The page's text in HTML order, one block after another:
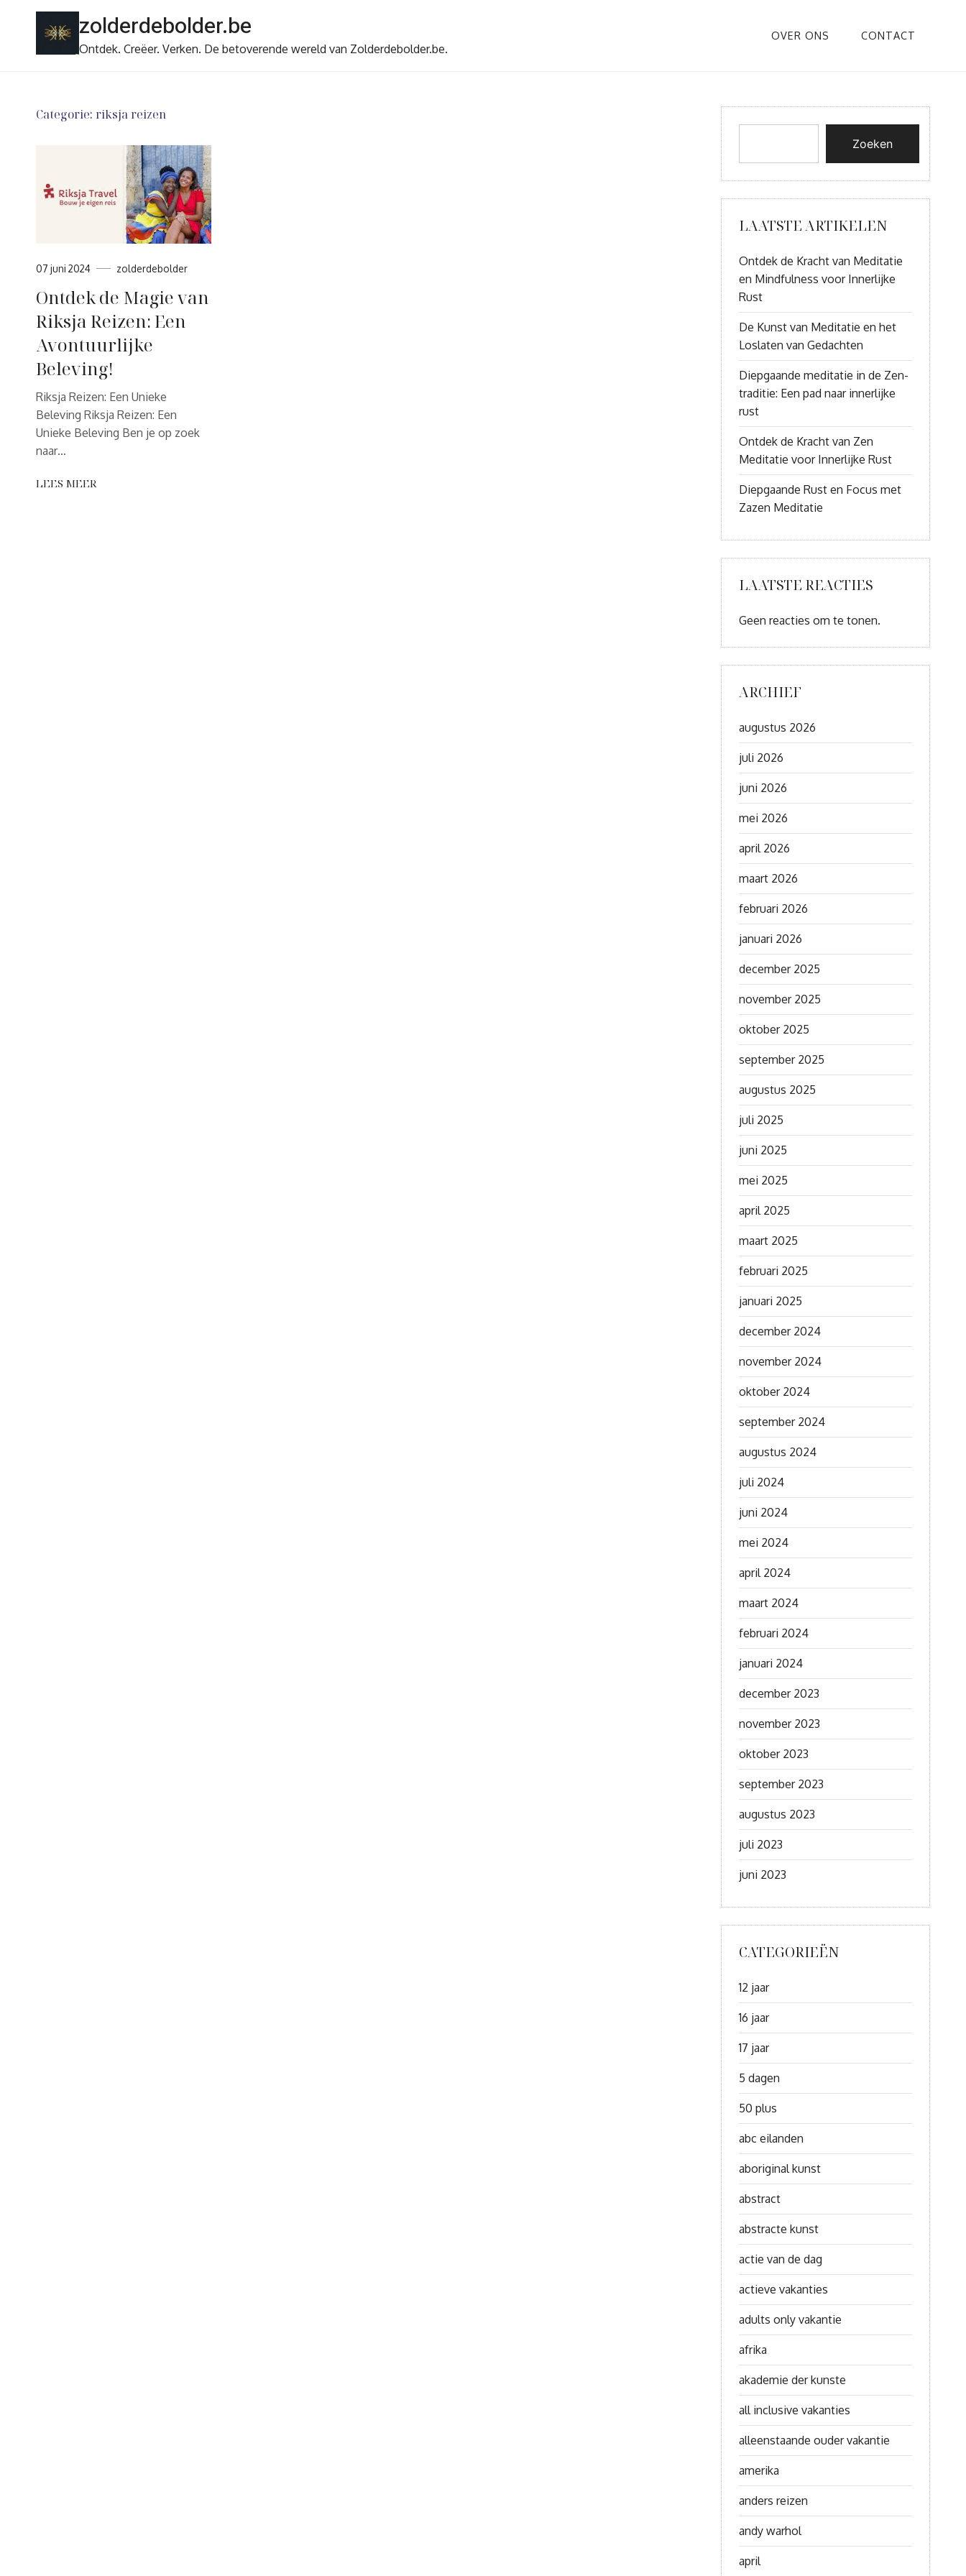
zolderdebolder.be
Ontdek. Creëer. Verken. De betoverende wereld van Zolderdebolder.be.
OVER ONS CONTACT
Categorie: riksja reizen
07 juni 2024 zolderdebolder
Ontdek de Magie van
Riksja Reizen: Een
Avontuurlijke
Beleving!
Riksja Reizen: Een Unieke
Beleving Riksja Reizen: Een
Unieke Beleving Ben je op zoek
naar…
LEES MEER
Zoeken
LAATSTE ARTIKELEN
Ontdek de Kracht van Meditatie
en Mindfulness voor Innerlijke
Rust
De Kunst van Meditatie en het
Loslaten van Gedachten
Diepgaande meditatie in de Zen-
traditie: Een pad naar innerlijke
rust
Ontdek de Kracht van Zen
Meditatie voor Innerlijke Rust
Diepgaande Rust en Focus met
Zazen Meditatie
LAATSTE REACTIES
Geen reacties om te tonen.
ARCHIEF
augustus 2026
juli 2026
juni 2026
mei 2026
april 2026
maart 2026
februari 2026
januari 2026
december 2025
november 2025
oktober 2025
september 2025
augustus 2025
juli 2025
juni 2025
mei 2025
april 2025
maart 2025
februari 2025
januari 2025
december 2024
november 2024
oktober 2024
september 2024
augustus 2024
juli 2024
juni 2024
mei 2024
april 2024
maart 2024
februari 2024
januari 2024
december 2023
november 2023
oktober 2023
september 2023
augustus 2023
juli 2023
juni 2023
CATEGORIEËN
12 jaar
16 jaar
17 jaar
5 dagen
50 plus
abc eilanden
aboriginal kunst
abstract
abstracte kunst
actie van de dag
actieve vakanties
adults only vakantie
afrika
akademie der kunste
all inclusive vakanties
alleenstaande ouder vakantie
amerika
anders reizen
andy warhol
april